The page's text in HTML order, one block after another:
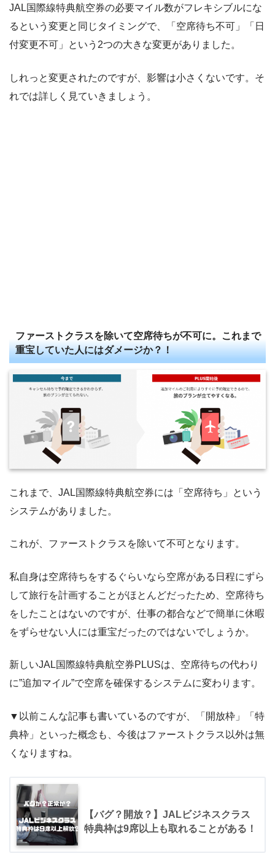
JAL国際線特典航空券の必要マイル数がフレキシブルにな
るという変更と同じタイミングで、「空席待ち不可」「日
付変更不可」という2つの大きな変更がありました。
しれっと変更されたのですが、影響は小さくないです。そ
れでは詳しく見ていきましょう。
ファーストクラスを除いて空席待ちが不可に。これまで
重宝していた人にはダメージか？！
これまで、JAL国際線特典航空券には「空席待ち」という
システムがありました。
これが、ファーストクラスを除いて不可となります。
私自身は空席待ちをするぐらいなら空席がある日程にずら
して旅行を計画することがほとんどだったため、空席待ち
をしたことはないのですが、仕事の都合などで簡単に休暇
をずらせない人には重宝だったのではないでしょうか。
新しいJAL国際線特典航空券PLUSは、空席待ちの代わり
に”追加マイル”で空席を確保するシステムに変わります。
▼以前こんな記事も書いているのですが、「開放枠」「特
典枠」といった概念も、今後はファーストクラス以外は無
くなりますね。
【バグ？開放？】JALビジネスクラス
特典枠は9席以上も取れることがある！